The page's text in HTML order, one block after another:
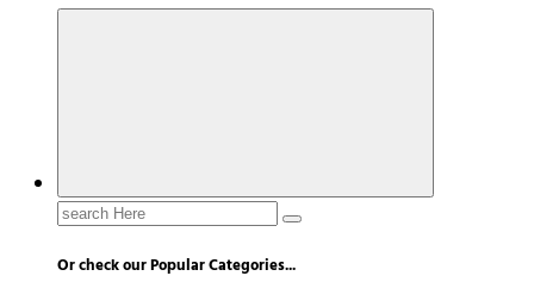
Search
Or check our Popular Categories...